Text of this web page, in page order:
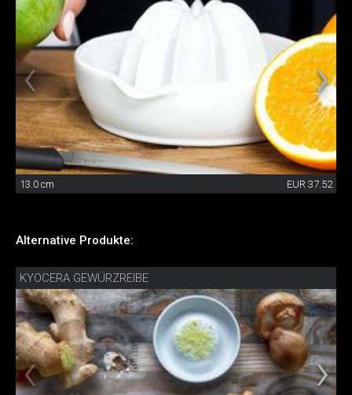
13.0 cm EUR 37.52
Alternative Produkte:
KYOCERA GEWÜRZREIBE